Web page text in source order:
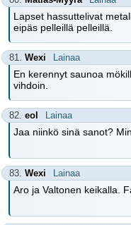
Lapset hassuttelivat
eipäs pelleillä pelleillä.
81. Wexi Lainaa
En kerennyt saunoa
vihdoin.
82. eol Lainaa
Jaa niinkö sinä sanot?
83. Wexi Lainaa
Aro ja Valtonen keikalla.